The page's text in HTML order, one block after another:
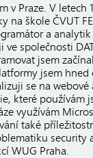
v Praze. V letech
na škole ČVUT
a
ve společnosti
jsem
jsem
se na
které používám
využívám
také
security
WUG Praha.